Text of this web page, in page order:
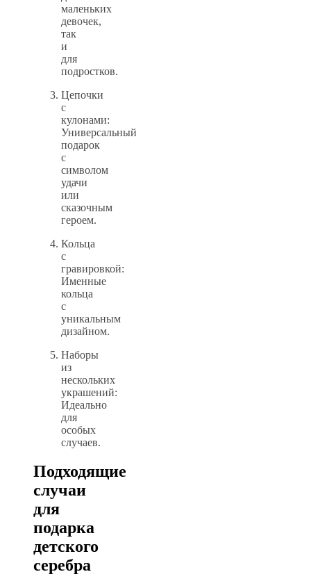
маленьких
девочек,
так
и
для
подростков.
Цепочки
с
кулонами:
Универсальный
подарок
с
символом
удачи
или
сказочным
героем.
Кольца
с
гравировкой:
Именные
кольца
с
уникальным
дизайном.
Наборы
из
нескольких
украшений:
Идеально
для
особых
случаев.
Подходящие
случаи
для
подарка
детского
серебра